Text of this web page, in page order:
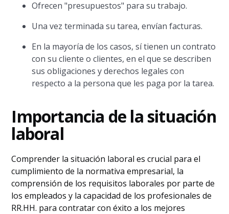
Ofrecen "presupuestos" para su trabajo.
Una vez terminada su tarea, envían facturas.
En la mayoría de los casos, sí tienen un contrato
con su cliente o clientes, en el que se describen
sus obligaciones y derechos legales con
respecto a la persona que les paga por la tarea.
Importancia de la situación
laboral
Comprender la situación laboral es crucial para el
cumplimiento de la normativa empresarial, la
comprensión de los requisitos laborales por parte de
los empleados y la capacidad de los profesionales de
RR.HH. para contratar con éxito a los mejores